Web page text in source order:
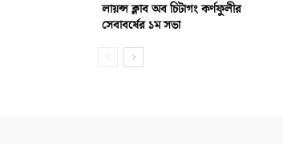
লায়ন্স ক্লাব অব চিটাগং কর্ণফুলীর
সেবাবর্ষের ১ম সভা